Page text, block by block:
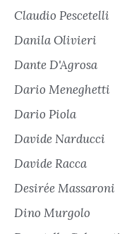
Claudio Pescetelli
Danila Olivieri
Dante D'Agrosa
Dario Meneghetti
Dario Piola
Davide Narducci
Davide Racca
Desirée Massaroni
Dino Murgolo